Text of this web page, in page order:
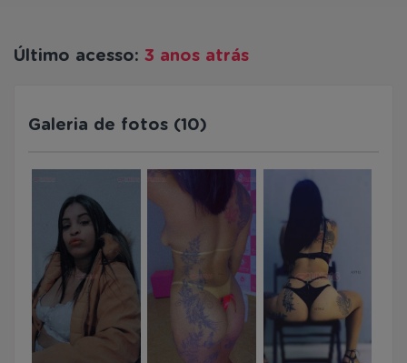
Último acesso: 3 anos atrás
Galeria de fotos (10)